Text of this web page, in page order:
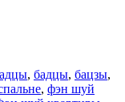
, бадцы, бацзы,
, фэн шуй